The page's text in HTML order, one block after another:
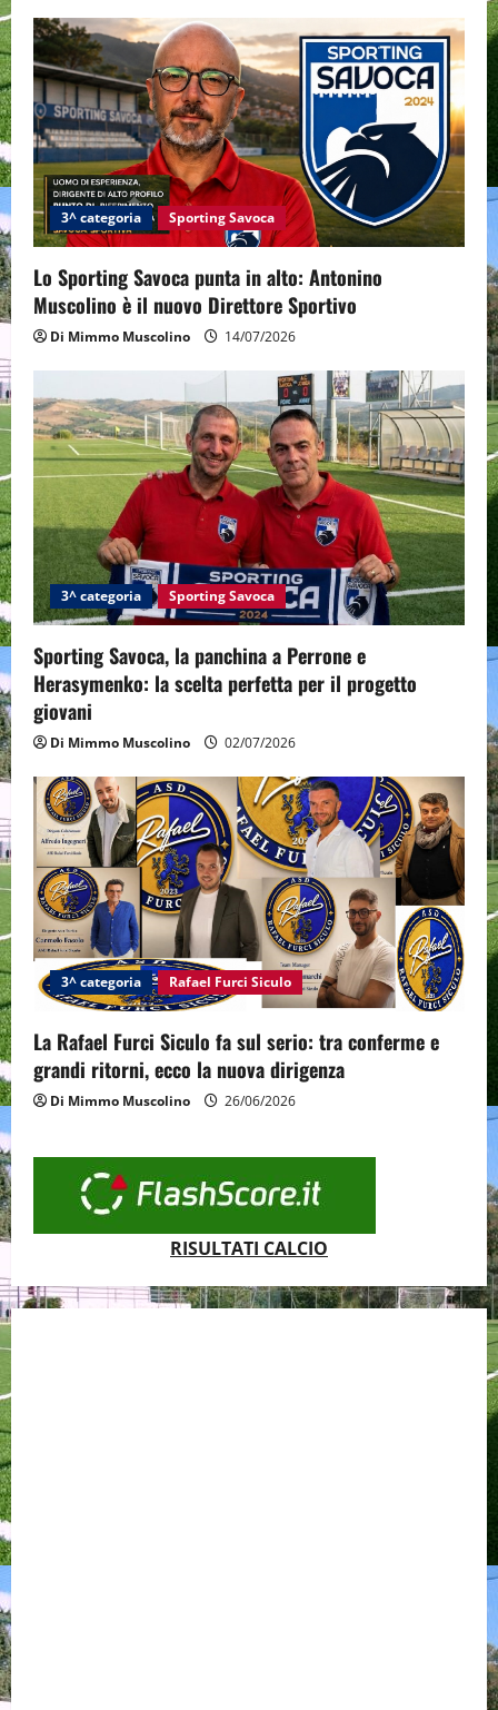
i
g
a
t
i
o
n
3^ categoria Sporting Savoca
Lo Sporting Savoca punta in alto: Antonino
Muscolino è il nuovo Direttore Sportivo
Di Mimmo Muscolino 14/07/2026
3^ categoria Sporting Savoca
Sporting Savoca, la panchina a Perrone e
Herasymenko: la scelta perfetta per il progetto
giovani
Di Mimmo Muscolino 02/07/2026
3^ categoria Rafael Furci Siculo
La Rafael Furci Siculo fa sul serio: tra conferme e
grandi ritorni, ecco la nuova dirigenza
Di Mimmo Muscolino 26/06/2026
RISULTATI CALCIO